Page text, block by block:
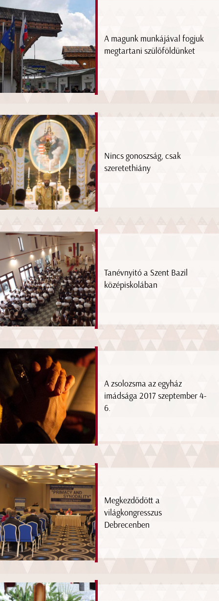
A magunk munkájával fogjuk
megtartani szülőföldünket
Nincs gonoszság, csak
szeretethiány
Tanévnyitó a Szent Bazil
középiskolában
A zsolozsma az egyház
imádsága 2017 szeptember 4-
6.
Megkezdődött a
világkongresszus
Debrecenben